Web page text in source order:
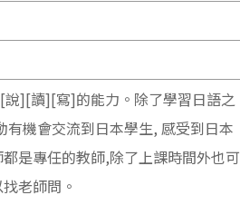
][讀][寫]的能力。除了學習日語之
機會交流到日本學生, 感受到日本
是專任的教師,除了上課時間外也可
老師問。